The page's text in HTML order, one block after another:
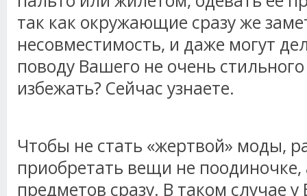
так как окружающие сразу же
несовместимость, и даже могут
поводу Вашего не очень
избежать? Сейчас узнаете.
Чтобы не стать «жертвой» моды,
приобретать вещи не поодиночке,
предметов сразу. В таком случае у